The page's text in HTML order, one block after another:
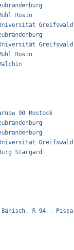
Rosin
Mühl Rosin
90 Rostock
Stargard
R 94 -